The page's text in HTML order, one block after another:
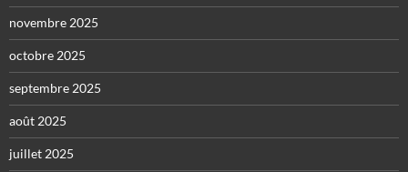
novembre 2025
octobre 2025
septembre 2025
août 2025
juillet 2025